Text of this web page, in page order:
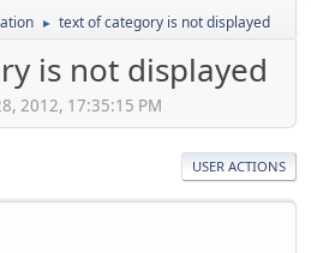
► text of category is not displayed
is not displayed
2012, 17:35:15 PM
USER ACTIONS